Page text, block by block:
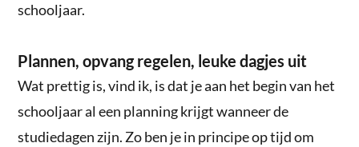
schooljaar.
Plannen, opvang regelen, leuke dagjes uit
Wat prettig is, vind ik, is dat je aan het begin van het
schooljaar al een planning krijgt wanneer de
studiedagen zijn. Zo ben je in principe op tijd om